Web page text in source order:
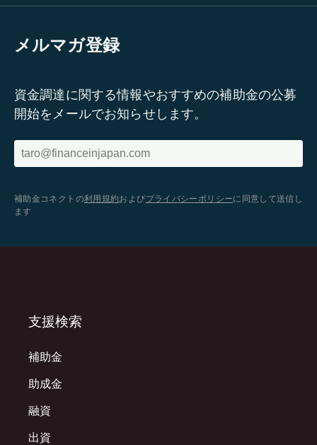
メルマガ登録
資金調達に関する情報やおすすめの補助金の公募
開始をメールでお知らせします。
補助金コネクトの利用規約およびプライバシーポリシーに同意して送信し
ます
支援検索
補助金
助成金
融資
出資